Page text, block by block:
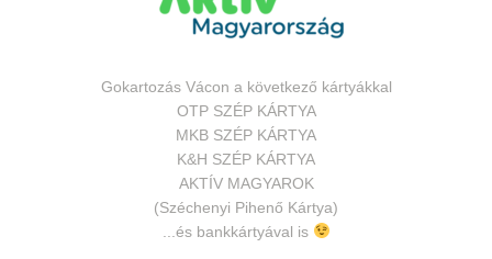
Gokartozás Vácon a következő kártyákkal
OTP SZÉP KÁRTYA
MKB SZÉP KÁRTYA
K&H SZÉP KÁRTYA
AKTÍV MAGYAROK
(Széchenyi Pihenő Kártya)
...és bankkártyával is